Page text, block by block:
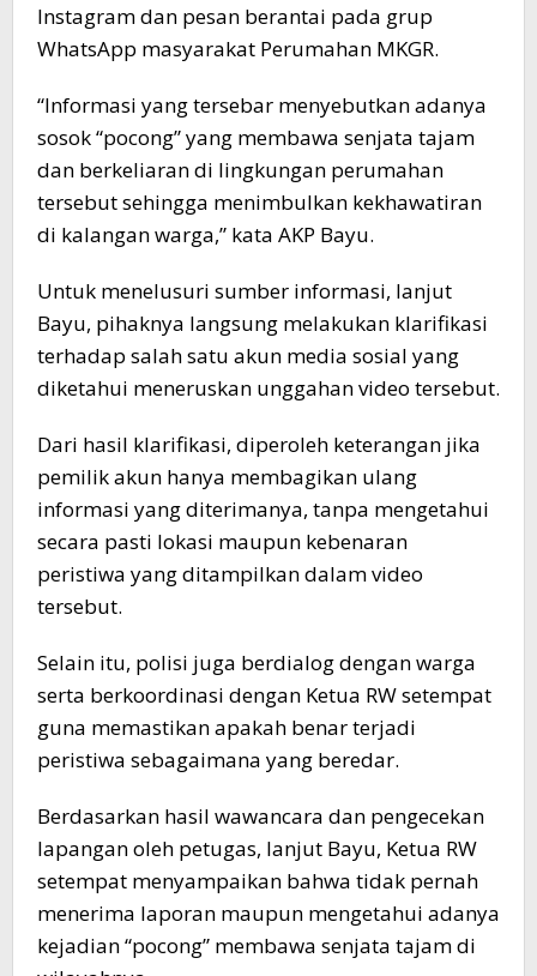
Instagram dan pesan berantai pada grup
WhatsApp masyarakat Perumahan MKGR.
“Informasi yang tersebar menyebutkan adanya
sosok “pocong” yang membawa senjata tajam
dan berkeliaran di lingkungan perumahan
tersebut sehingga menimbulkan kekhawatiran
di kalangan warga,” kata AKP Bayu.
Untuk menelusuri sumber informasi, lanjut
Bayu, pihaknya langsung melakukan klarifikasi
terhadap salah satu akun media sosial yang
diketahui meneruskan unggahan video tersebut.
Dari hasil klarifikasi, diperoleh keterangan jika
pemilik akun hanya membagikan ulang
informasi yang diterimanya, tanpa mengetahui
secara pasti lokasi maupun kebenaran
peristiwa yang ditampilkan dalam video
tersebut.
Selain itu, polisi juga berdialog dengan warga
serta berkoordinasi dengan Ketua RW setempat
guna memastikan apakah benar terjadi
peristiwa sebagaimana yang beredar.
Berdasarkan hasil wawancara dan pengecekan
lapangan oleh petugas, lanjut Bayu, Ketua RW
setempat menyampaikan bahwa tidak pernah
menerima laporan maupun mengetahui adanya
kejadian “pocong” membawa senjata tajam di